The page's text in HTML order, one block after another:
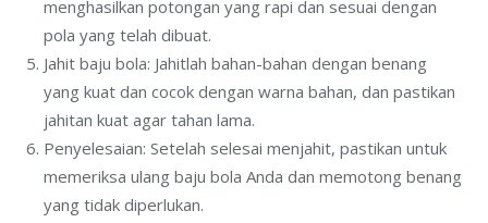
menghasilkan potongan yang rapi dan sesuai dengan
pola yang telah dibuat.
Jahit baju bola: Jahitlah bahan-bahan dengan benang
yang kuat dan cocok dengan warna bahan, dan pastikan
jahitan kuat agar tahan lama.
Penyelesaian: Setelah selesai menjahit, pastikan untuk
memeriksa ulang baju bola Anda dan memotong benang
yang tidak diperlukan.